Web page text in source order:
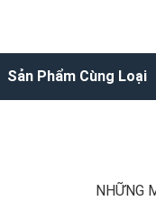
Sản Phẩm Cùng Loại
NHỮNG